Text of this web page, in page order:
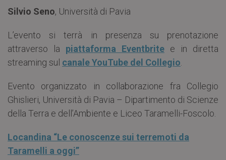
Silvio Seno, Università di Pavia
L’evento si terrà in presenza su prenotazione
attraverso la piattaforma Eventbrite e in diretta
streaming sul canale YouTube del Collegio
Evento organizzato in collaborazione fra Collegio
Ghislieri, Università di Pavia – Dipartimento di Scienze
della Terra e dell’Ambiente e Liceo Taramelli-Foscolo.
Locandina “Le conoscenze sui terremoti da
Taramelli a oggi”